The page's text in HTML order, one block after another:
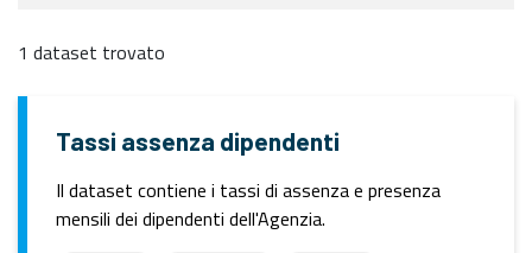
1 dataset trovato
Tassi assenza dipendenti
Il dataset contiene i tassi di assenza e presenza
mensili dei dipendenti dell'Agenzia.